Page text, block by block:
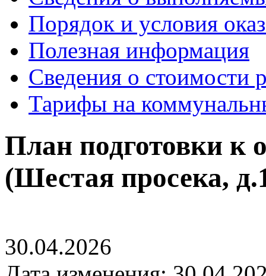
Порядок и условия
Полезная информация
Сведения о стоимости
Тарифы на
План подготовки к
(Шестая просека,
30.04.2026